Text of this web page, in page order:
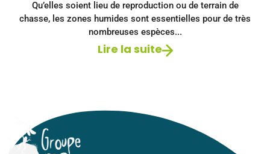
Qu’elles soient lieu de reproduction ou de terrain de
chasse, les zones humides sont essentielles pour de très
nombreuses espèces...
Lire la suite